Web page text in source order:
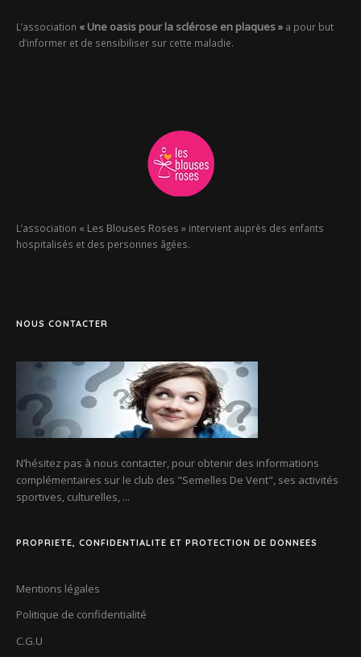
L’association « Une oasis pour la sclérose en plaques » a pour but
d’informer et de sensibiliser sur cette maladie.
L’association « Les Blouses Roses » intervient auprès des enfants
hospitalisés et des personnes âgées.
NOUS CONTACTER
N’hésitez pas à nous contacter, pour obtenir des informations
complémentaires sur le club des "Semelles De Vent", ses activités
sportives, culturelles, ...
PROPRIETE, CONFIDENTIALITE ET PROTECTION DE DONNEES
Mentions légales
Politique de confidentialité
C.G.U